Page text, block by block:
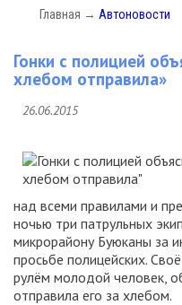
Главная → Автоновости
Гонки с полицией
хлебом отправила»
26.06.2015
над всеми правилами и
ночью три патрульных
микрорайону Буюканы за
просьбе полицейских.
рулём молодой человек,
отправила его за хлебом.